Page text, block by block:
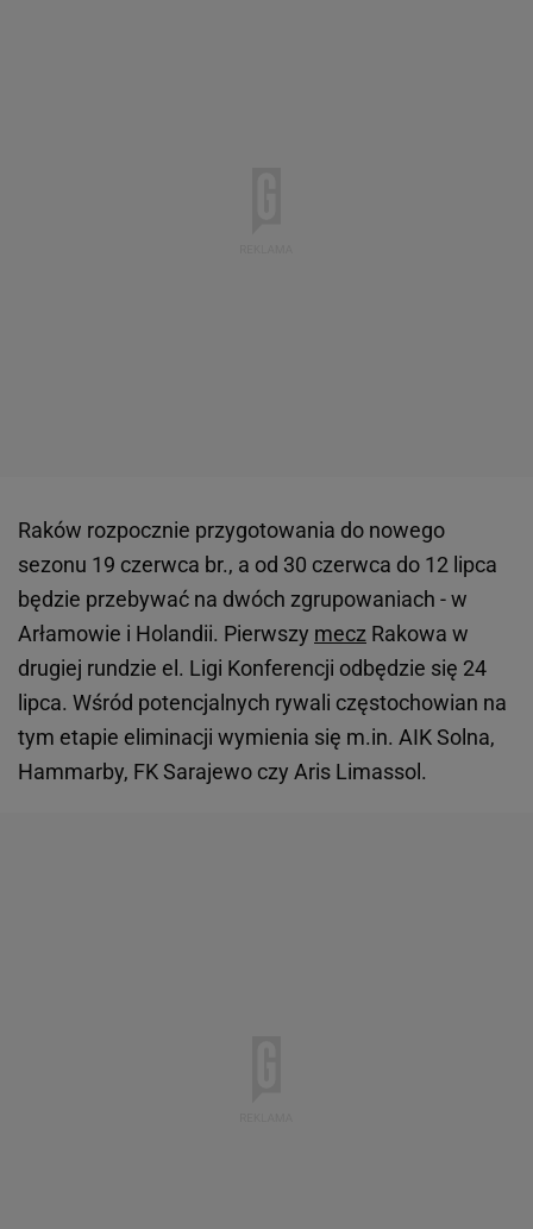
Raków rozpocznie przygotowania do nowego
sezonu 19 czerwca br., a od 30 czerwca do 12 lipca
będzie przebywać na dwóch zgrupowaniach - w
Arłamowie i Holandii. Pierwszy mecz Rakowa w
drugiej rundzie el. Ligi Konferencji odbędzie się 24
lipca. Wśród potencjalnych rywali częstochowian na
tym etapie eliminacji wymienia się m.in. AIK Solna,
Hammarby, FK Sarajewo czy Aris Limassol.